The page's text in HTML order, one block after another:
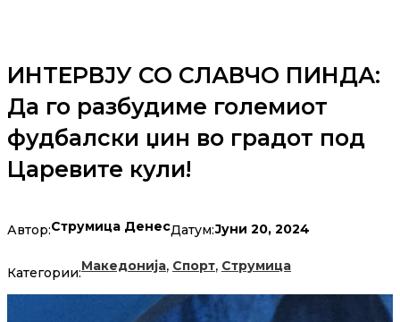
ИНТЕРВЈУ СО СЛАВЧО ПИНДА:
Да го разбудиме големиот
фудбалски џин во градот под
Царевите кули!
Автор:Струмица ДенесДатум:Јуни 20, 2024
Категории:Македонија, Спорт, Струмица